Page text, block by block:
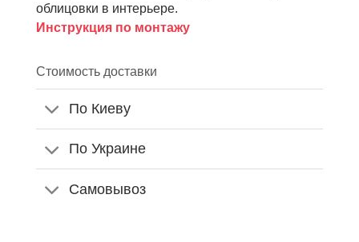
облицовки в интерьере.
Инструкция по монтажу
Стоимость доставки
По Киеву
По Украине
Самовывоз